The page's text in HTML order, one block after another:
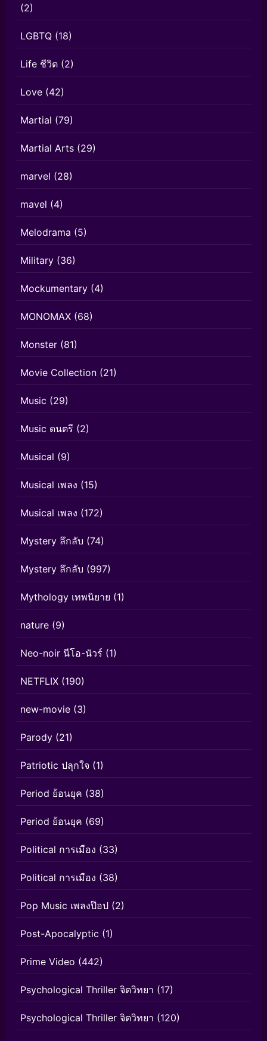
(2)
LGBTQ (18)
Life ชีวิต (2)
Love (42)
Martial (79)
Martial Arts (29)
marvel (28)
mavel (4)
Melodrama (5)
Military (36)
Mockumentary (4)
MONOMAX (68)
Monster (81)
Movie Collection (21)
Music (29)
Music ดนตรี (2)
Musical (9)
Musical เพลง (15)
Musical เพลง (172)
Mystery ลึกลับ (74)
Mystery ลึกลับ (997)
Mythology เทพนิยาย (1)
nature (9)
Neo-noir นีโอ-นัวร์ (1)
NETFLIX (190)
new-movie (3)
Parody (21)
Patriotic ปลุกใจ (1)
Period ย้อนยุค (38)
Period ย้อนยุค (69)
Political การเมือง (33)
Political การเมือง (38)
Pop Music เพลงป๊อป (2)
Post-Apocalyptic (1)
Prime Video (442)
Psychological Thriller จิตวิทยา (17)
Psychological Thriller จิตวิทยา (120)